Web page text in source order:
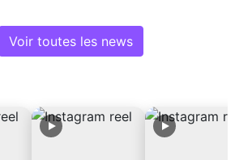
Voir toutes les news